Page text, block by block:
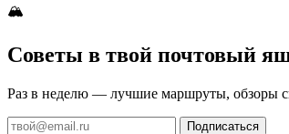
🏔
Советы в твой почтовый
Раз в неделю — лучшие маршруты, обзоры
Подписаться